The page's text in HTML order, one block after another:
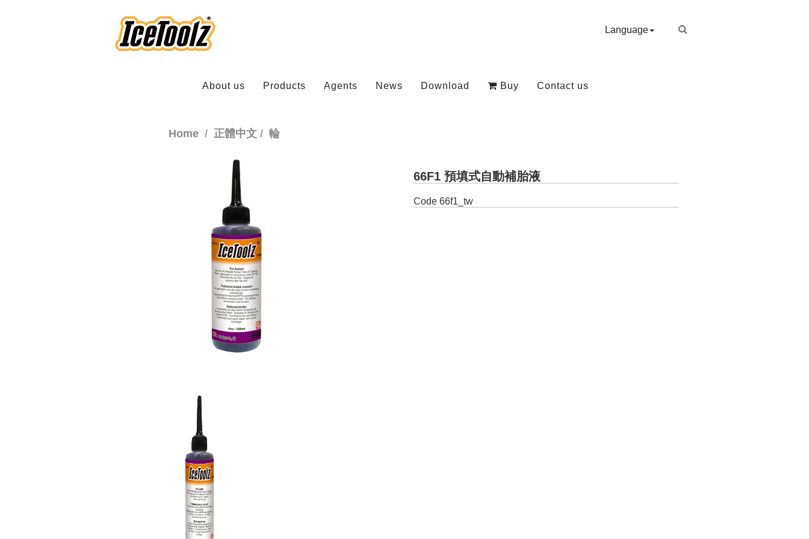
Language
About us Products Agents News Download Buy Contact us
Home 正體中文 輪
66F1 預填式自動補胎液
Code 66f1_tw